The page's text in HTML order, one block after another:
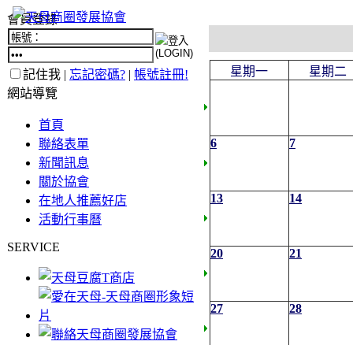
會員登錄
記住我 | 忘記密碼? | 帳號註冊!
網站導覽
首頁
聯絡表單
新聞訊息
關於協會
在地人推薦好店
活動行事曆
SERVICE
星期一 星期二
6 7
13 14
20 21
27 28